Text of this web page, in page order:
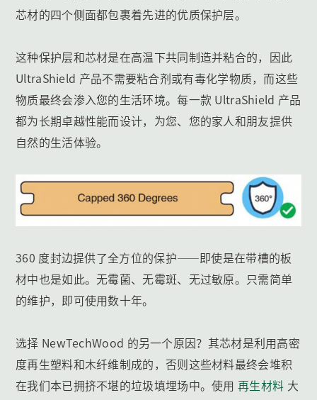
芯材的四个侧面都包裹着先进的优质保护层。
这种保护层和芯材是在高温下共同制造并粘合的，因此
UltraShield 产品不需要粘合剂或有毒化学物质，而这些
物质最终会渗入您的生活环境。每一款 UltraShield 产品
都为长期卓越性能而设计，为您、您的家人和朋友提供
自然的生活体验。
360 度封边提供了全方位的保护——即使是在带槽的板
材中也是如此。无霉菌、无霉斑、无过敏原。只需简单
的维护，即可使用数十年。
选择 NewTechWood 的另一个原因？其芯材是利用高密
度再生塑料和木纤维制成的，否则这些材料最终会堆积
在我们本已拥挤不堪的垃圾填埋场中。使用 再生材料 大